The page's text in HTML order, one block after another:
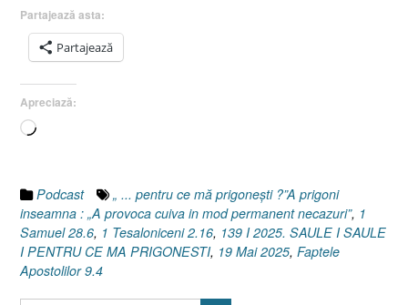
19
Mai
2025”
Partajează asta:
Partajează
Apreciază:
Încarc...
Podcast
„ ... pentru ce mă prigonești ?”A prigoni
inseamna : „A provoca cuiva in mod permanent necazuri”, 1
Samuel 28.6, 1 Tesaloniceni 2.16, 139 I 2025. SAULE I SAULE
I PENTRU CE MA PRIGONESTI, 19 Mai 2025, Faptele
Apostolilor 9.4